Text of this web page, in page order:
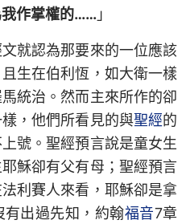
我作掌權的…… 」
就認為那要來的一位應該
生在伯利恆，如大衛一樣
統治。然而主來所作的卻
，他們所看見的與聖經的
號。聖經預言說是童女生
穌卻有父有母；聖經預言
利賽人來看，耶穌卻是拿
出過先知，約翰福音7章